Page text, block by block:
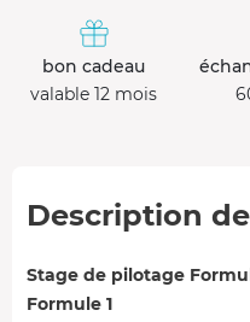
bon cadeau
valable 12 mois
Description
Stage de pilotage
Formule 1